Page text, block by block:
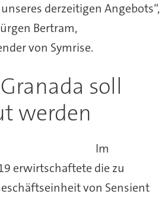
derzeitigen Angebots“,
Bertram,
von Symrise.
soll
werden
Im
erwirtschaftete die zu
von Sensient